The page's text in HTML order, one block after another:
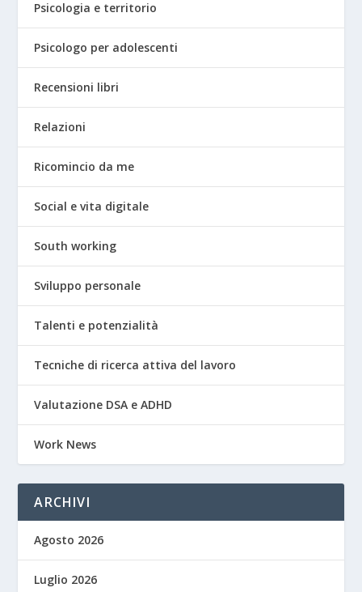
Psicologia e territorio
Psicologo per adolescenti
Recensioni libri
Relazioni
Ricomincio da me
Social e vita digitale
South working
Sviluppo personale
Talenti e potenzialità
Tecniche di ricerca attiva del lavoro
Valutazione DSA e ADHD
Work News
ARCHIVI
Agosto 2026
Luglio 2026